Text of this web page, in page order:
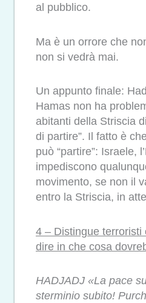
al pubblico.
Ma è un orrore che
non si vedrà mai.
Un appunto finale:
Hamas non ha
abitanti della Striscia
di partire”. Il fatto è
può “partire”: Israele,
impediscono
movimento, se non il
entro la Striscia, in
4 – Distingue terroristi
dire in che cosa
HADJADJ «La pace
sterminio subito!